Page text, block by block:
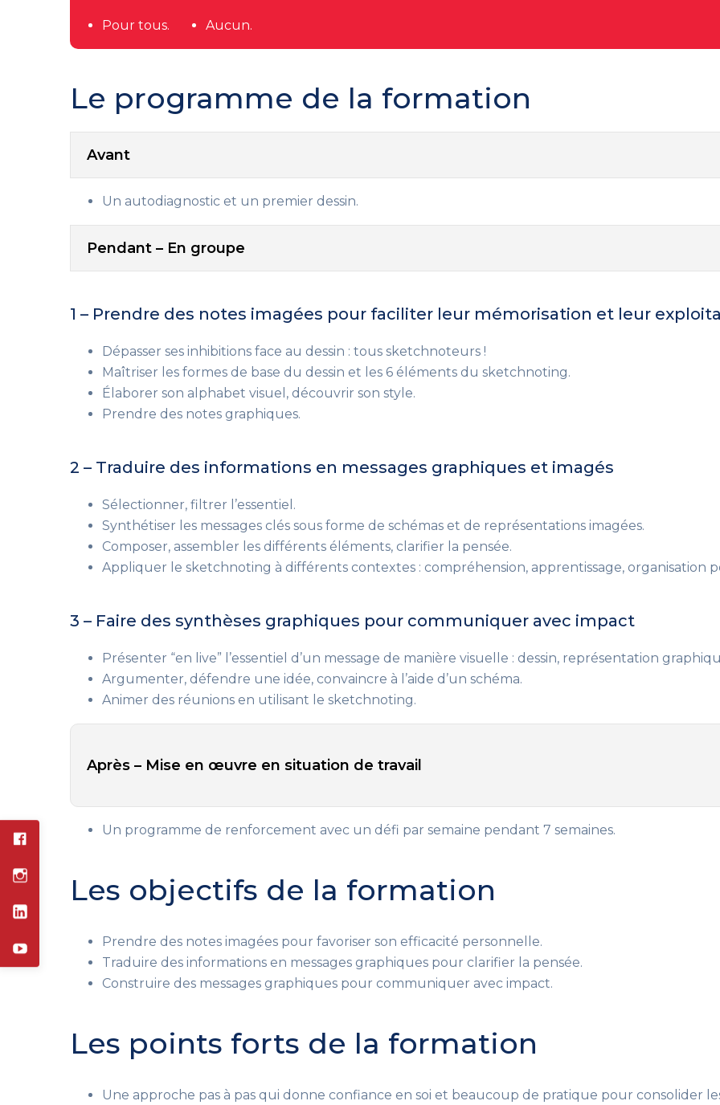
Pour tous. Aucun.
Le programme de la formation
Avant
Un autodiagnostic et un premier dessin.
Pendant – En groupe
1 – Prendre des notes imagées pour faciliter leur mémorisation et leur
Dépasser ses inhibitions face au dessin : tous sketchnoteurs !
Maîtriser les formes de base du dessin et les 6 éléments du sketchnoting.
Élaborer son alphabet visuel, découvrir son style.
Prendre des notes graphiques.
2 – Traduire des informations en messages graphiques et imagés
Sélectionner, filtrer l’essentiel.
Synthétiser les messages clés sous forme de schémas et de représentations imagées.
Composer, assembler les différents éléments, clarifier la pensée.
Appliquer le sketchnoting à différents contextes : compréhension, apprentissage, organisation
3 – Faire des synthèses graphiques pour communiquer avec impact
Présenter “en live” l’essentiel d’un message de manière visuelle : dessin, représentation
Argumenter, défendre une idée, convaincre à l’aide d’un schéma.
Animer des réunions en utilisant le sketchnoting.
Après – Mise en œuvre en situation de travail
Un programme de renforcement avec un défi par semaine pendant 7 semaines.
Les objectifs de la formation
Prendre des notes imagées pour favoriser son efficacité personnelle.
Traduire des informations en messages graphiques pour clarifier la pensée.
Construire des messages graphiques pour communiquer avec impact.
Les points forts de la formation
Une approche pas à pas qui donne confiance en soi et beaucoup de pratique pour consolider